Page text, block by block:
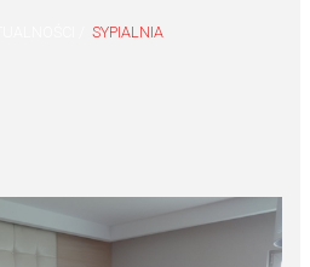
SYPIALNIA